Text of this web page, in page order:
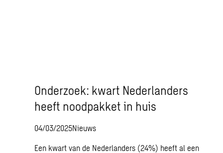
Onderzoek: kwart Nederlanders
heeft noodpakket in huis
04/03/2025Nieuws
Een kwart van de Nederlanders (24%) heeft al een